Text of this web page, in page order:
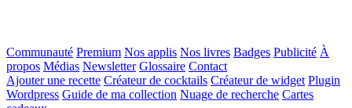
Communauté Premium Nos applis Nos livres Badges Publicité À
propos Médias Newsletter Glossaire Contact
Ajouter une recette Créateur de cocktails Créateur de widget Plugin
Wordpress Guide de ma collection Nuage de recherche Cartes